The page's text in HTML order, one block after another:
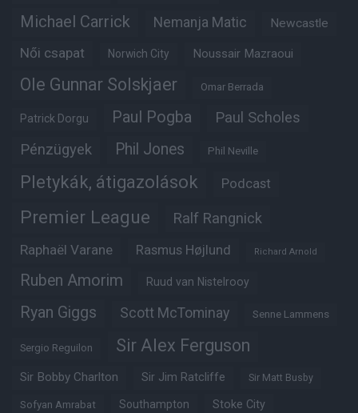
Michael Carrick Nemanja Matic Newcastle
Női csapat Norwich City Noussair Mazraoui
Ole Gunnar Solskjaer Omar Berrada
Patrick Dorgu Paul Pogba Paul Scholes
Pénzügyek Phil Jones Phil Neville
Pletykák, átigazolások Podcast
Premier League Ralf Rangnick
Raphaël Varane Rasmus Højlund Richard Arnold
Ruben Amorim Ruud van Nistelrooy
Ryan Giggs Scott McTominay Senne Lammens
Sergio Reguilon Sir Alex Ferguson
Sir Bobby Charlton Sir Jim Ratcliffe Sir Matt Busby
Sofyan Amrabat Southampton Stoke City